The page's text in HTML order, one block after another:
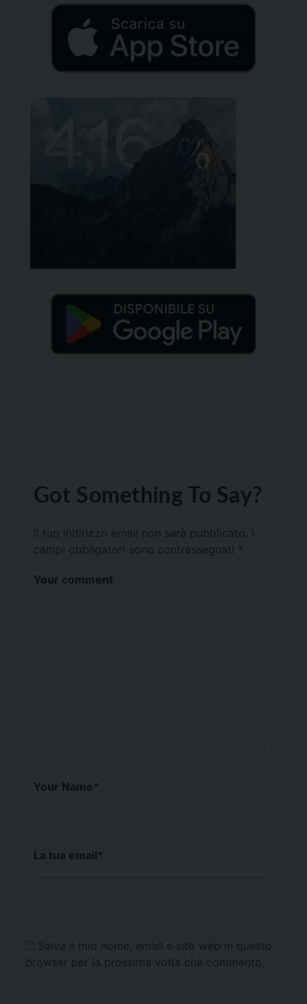
Got Something To Say?
Il tuo indirizzo email non sarà pubblicato.
campi obbligatori sono contrassegnati *
Your comment
Your Name*
La tua email*
Salva il mio nome, email e sito web in questo
browser per la prossima volta che commento.